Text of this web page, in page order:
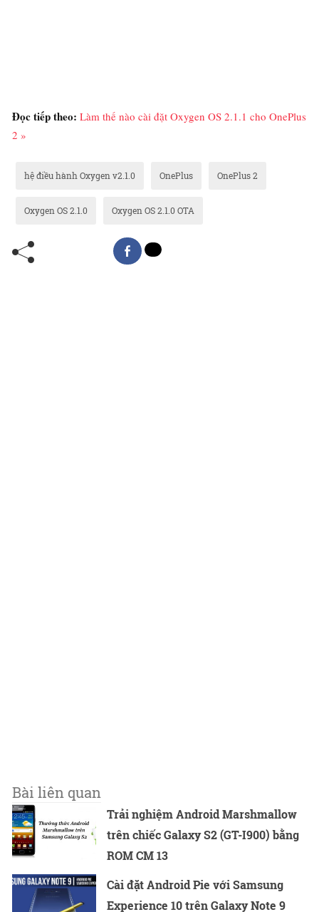
Đọc tiếp theo: Làm thế nào cài đặt Oxygen OS 2.1.1 cho OnePlus
2 »
hệ điều hành Oxygen v2.1.0 OnePlus OnePlus 2
Oxygen OS 2.1.0 Oxygen OS 2.1.0 OTA
Bài liên quan
Trải nghiệm Android Marshmallow
trên chiếc Galaxy S2 (GT-I900) bằng
ROM CM 13
Cài đặt Android Pie với Samsung
Experience 10 trên Galaxy Note 9